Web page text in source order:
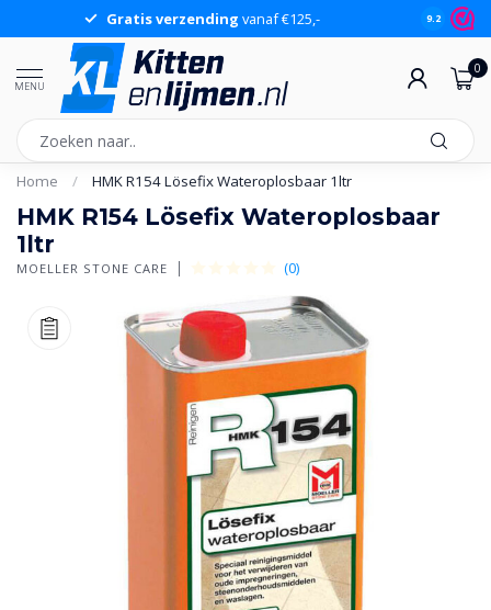
Gratis verzending vanaf €125,- 9.2
MENU
0
Home / HMK R154 Lösefix Wateroplosbaar 1ltr
HMK R154 Lösefix Wateroplosbaar
1ltr
MOELLER STONE CARE (0)